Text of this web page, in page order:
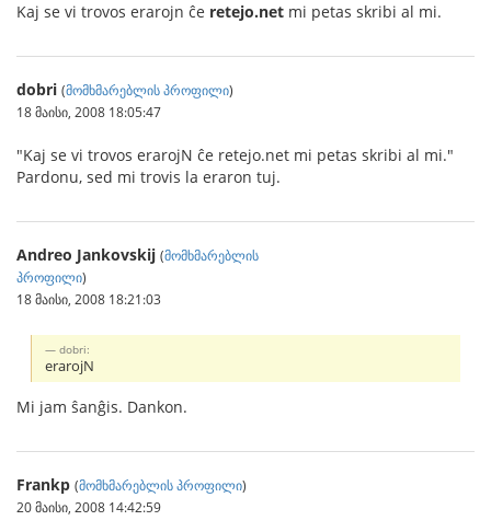
Kaj se vi trovos erarojn ĉe retejo.net mi petas skribi al mi.
dobri (მომხმარებლის პროფილი)
18 მაისი, 2008 18:05:47
"Kaj se vi trovos erarojN ĉe retejo.net mi petas skribi al mi."
Pardonu, sed mi trovis la eraron tuj.
Andreo Jankovskij (მომხმარებლის
პროფილი)
18 მაისი, 2008 18:21:03
dobri:
erarojN
Mi jam ŝanĝis. Dankon.
Frankp (მომხმარებლის პროფილი)
20 მაისი, 2008 14:42:59